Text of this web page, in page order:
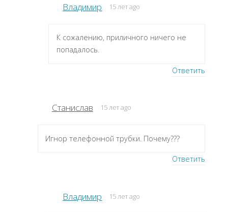
Владимир 15 лет ago
К сожалению, приличного ничего не
попадалось.
Ответить
Станислав 15 лет ago
Игнор телефонной трубки. Почему???
Ответить
Владимир 15 лет ago